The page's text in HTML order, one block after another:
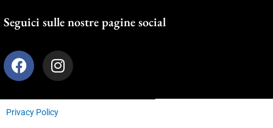
Seguici sulle nostre pagine social
F
a
e
b
I
n
t
a
Privacy Policy